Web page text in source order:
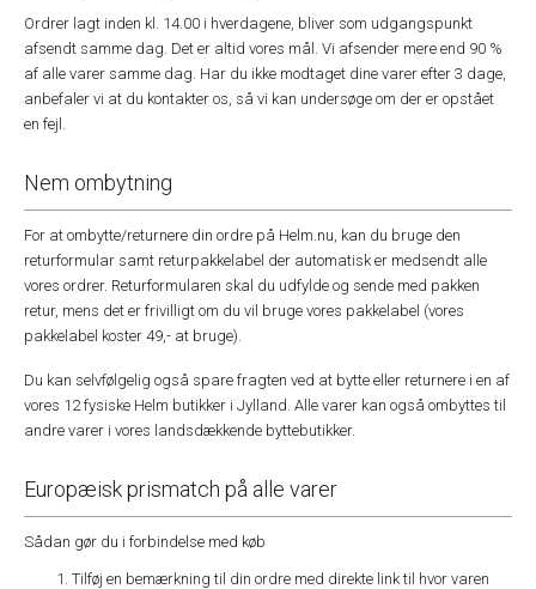
Ordrer lagt inden kl. 14.00 i hverdagene, bliver som udgangspunkt
afsendt samme dag. Det er altid vores mål. Vi afsender mere end 90 %
af alle varer samme dag. Har du ikke modtaget dine varer efter 3 dage,
anbefaler vi at du kontakter os, så vi kan undersøge om der er opstået
en fejl.
Nem ombytning
For at ombytte/returnere din ordre på Helm.nu, kan du bruge den
returformular samt returpakkelabel der automatisk er medsendt alle
vores ordrer. Returformularen skal du udfylde og sende med pakken
retur, mens det er frivilligt om du vil bruge vores pakkelabel (vores
pakkelabel koster 49,- at bruge).
Du kan selvfølgelig også spare fragten ved at bytte eller returnere i en af
vores 12 fysiske Helm butikker i Jylland. Alle varer kan også ombyttes til
andre varer i vores landsdækkende byttebutikker.
Europæisk prismatch på alle varer
Sådan gør du i forbindelse med køb
Tilføj en bemærkning til din ordre med direkte link til hvor varen